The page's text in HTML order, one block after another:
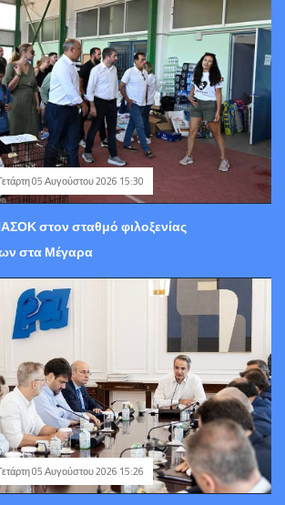
05 Αυγούστου 2026 15:30
στον σταθμό φιλοξενίας
στα Μέγαρα
05 Αυγούστου 2026 15:26